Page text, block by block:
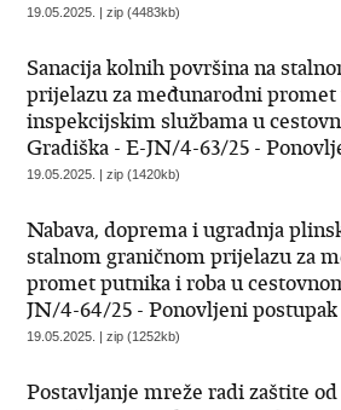
19.05.2025. | zip (4483kb)
Sanacija kolnih površina na
prijelazu za međunarodni promet
inspekcijskim službama u
Gradiška - E-JN/4-63/25 -
19.05.2025. | zip (1420kb)
Nabava, doprema i ugradnja
stalnom graničnom prijelazu za
promet putnika i roba u
JN/4-64/25 - Ponovljeni postupak
19.05.2025. | zip (1252kb)
Postavljanje mreže radi zaštite